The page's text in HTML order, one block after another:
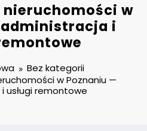
nieruchomości w
i
Bez kategorii
w Poznaniu —
usługi remontowe